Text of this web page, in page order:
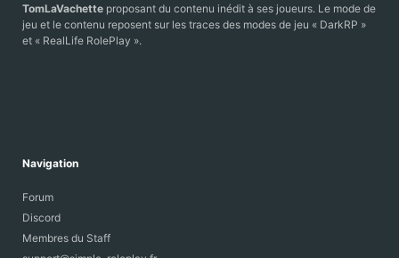
TomLaVachette proposant du contenu inédit à ses joueurs. Le mode de
jeu et le contenu reposent sur les traces des modes de jeu « DarkRP »
et « RealLife RolePlay ».
Navigation
Forum
Discord
Membres du Staff